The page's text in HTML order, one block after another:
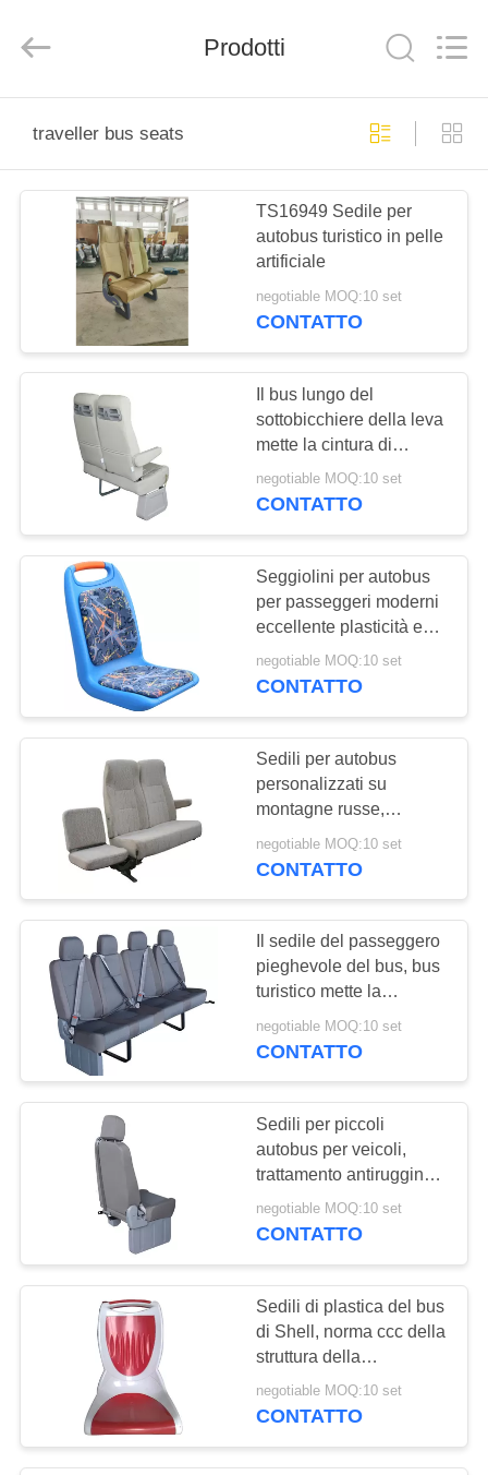
PRODOTTI
CIRCA
GIRO
DELLA
FABBRICA
CONTROLLO
DI
QUALITÀ
CONTATTICI
NOTIZIE
MAPPA
SITO
PRIVACY
POLICY
Precision
Prodotti
traveller bus seats
TS16949 Sedile per
autobus turistico in pelle
artificiale
negotiable MOQ:10 set
CONTATTO
Il bus lungo del
sottobicchiere della leva
mette la cintura di
sicurezza a sedere
Ritrattabile del bracciolo
negotiable MOQ:10 set
CONTATTO
Seggiolini per autobus
per passeggeri moderni
eccellente plasticità eco-
compatibile alte
prestazioni
negotiable MOQ:10 set
CONTATTO
Sedili per autobus
personalizzati su
montagne russe,
trattamento antiruggine
per sedili per autobus
negotiable MOQ:10 set
CONTATTO
Il sedile del passeggero
pieghevole del bus, bus
turistico mette la
larghezza a sedere della
sostituzione 440mm
negotiable MOQ:10 set
CONTATTO
Sedili per piccoli
autobus per veicoli,
trattamento antiruggine
per sedia per sedili per
autobus per viaggiatori
negotiable MOQ:10 set
CONTATTO
Sedili di plastica del bus
di Shell, norma ccc della
struttura della
metropolitana d'acciaio
del sedile del bus del
negotiable MOQ:10 set
CONTATTO